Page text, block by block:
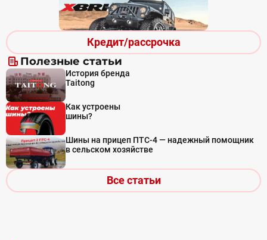
Кредит/рассрочка
Полезные статьи
История бренда
Taitong
Как устроены
шины?
Шины на прицеп ПТС-4 — надежный помощник
в сельском хозяйстве
Все статьи